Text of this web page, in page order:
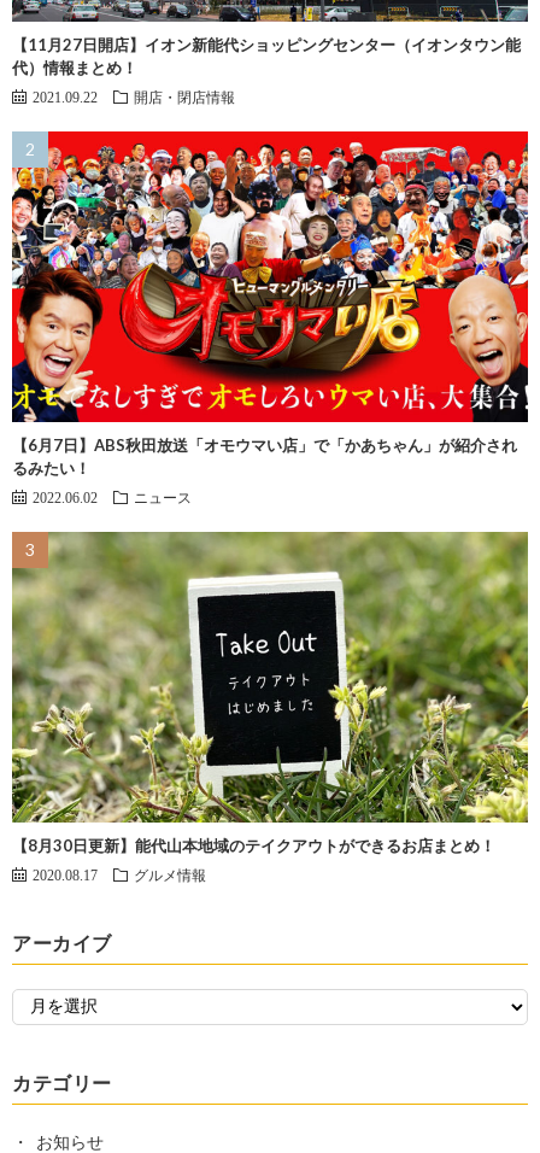
【11月27日開店】イオン新能代ショッピングセンター（イオンタウン能
代）情報まとめ！
2021.09.22 開店・閉店情報
【6月7日】ABS秋田放送「オモウマい店」で「かあちゃん」が紹介され
るみたい！
2022.06.02 ニュース
【8月30日更新】能代山本地域のテイクアウトができるお店まとめ！
2020.08.17 グルメ情報
アーカイブ
カテゴリー
お知らせ